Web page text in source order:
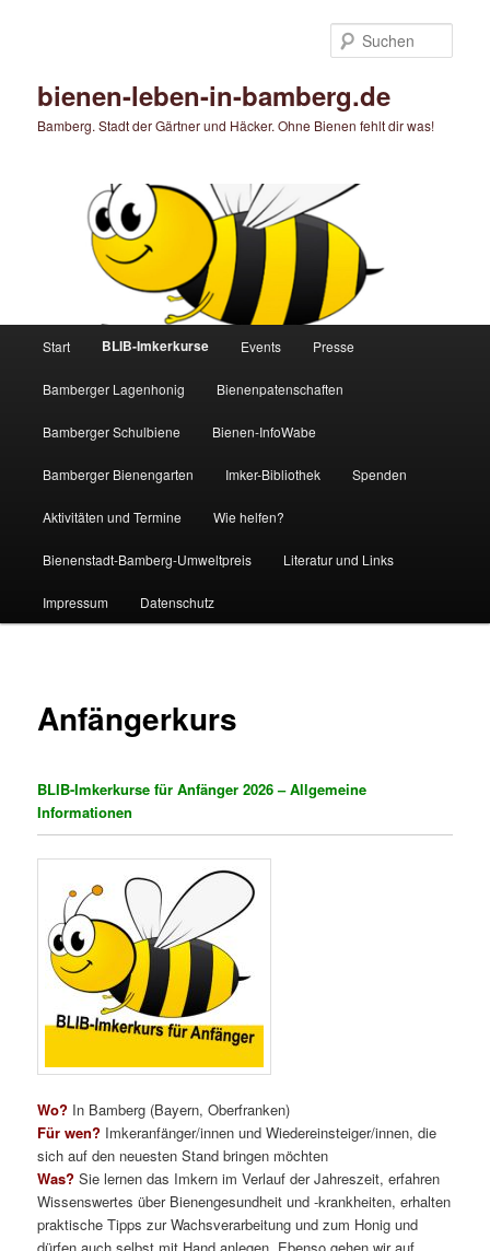
bienen-leben-in-bamberg.de
Bamberg. Stadt der Gärtner und Häcker. Ohne Bienen fehlt dir was!
Start BLIB-Imkerkurse Events Presse
Bamberger Lagenhonig Bienenpatenschaften
Bamberger Schulbiene Bienen-InfoWabe
Bamberger Bienengarten Imker-Bibliothek Spenden
Aktivitäten und Termine Wie helfen?
Bienenstadt-Bamberg-Umweltpreis Literatur und Links
Impressum Datenschutz
Anfängerkurs
BLIB-Imkerkurse für Anfänger 2026 – Allgemeine
Informationen
Wo? In Bamberg (Bayern, Oberfranken)
Für wen? Imkeranfänger/innen und Wiedereinsteiger/innen, die
sich auf den neuesten Stand bringen möchten
Was?Sie lernen das Imkern im Verlauf der Jahreszeit, erfahren
Wissenswertes über Bienengesundheit und -krankheiten, erhalten
praktische Tipps zur Wachsverarbeitung und zum Honig und